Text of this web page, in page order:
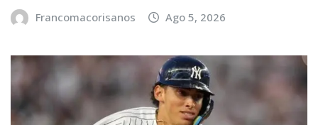
Francomacorisanos Ago 5, 2026